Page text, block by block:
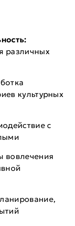
различных
культурных
с
вовлечения